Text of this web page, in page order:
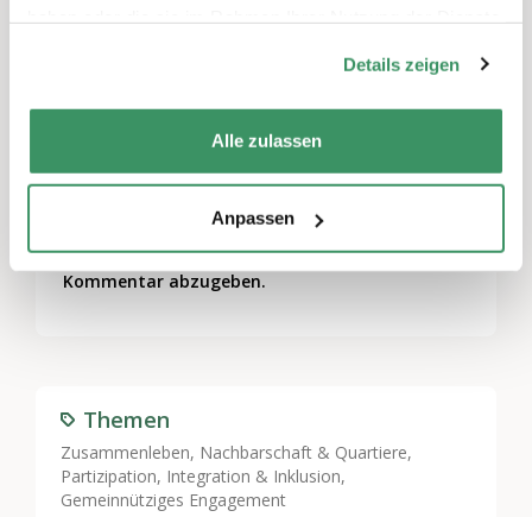
Details zeigen
Alle zulassen
Anpassen
Themen
Zusammenleben, Nachbarschaft & Quartiere,
Partizipation, Integration & Inklusion,
Gemeinnütziges Engagement
Schreiben Sie einen Kommentar
Sie müssenangemeldetsein, um einen
Kommentar abzugeben.